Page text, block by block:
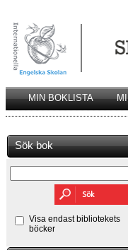
MIN BOKLISTA
Sök bok
Visa endast bibliotekets
böcker